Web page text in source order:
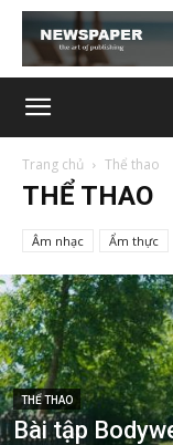
Trang chủ Thể thao
THỂ THAO
Âm nhạc Ẩm thực
THỂ THAO
Bài tập